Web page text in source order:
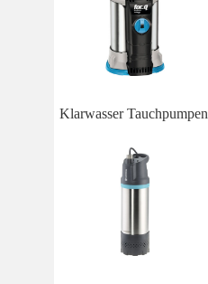
Klarwasser Tauchpumpen